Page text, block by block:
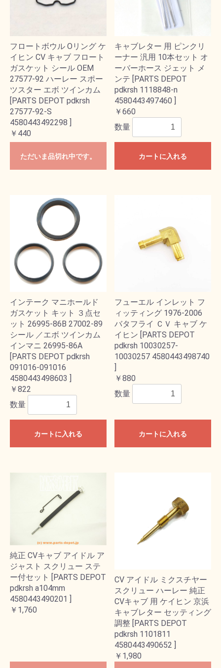
フロートボウル Oリング ケ
イヒン CV キャブ フロート
ガスケット シール OEM
27577-92 ハーレー スポー
ツスター エボ ツインカム
[PARTS DEPOT pdkrsh
27577-92-S
4580443492298 ]
￥440
ただいま品切れ中です。
キャブレター 用 ピンクリ
ーナー 汎用 10本セット オ
ーバーホース ジェット メ
ンテ [PARTS DEPOT
pdkrsh 1118848-n
4580443497460 ]
￥660
数量
カートに入れる
インテーク マニホールド
ガスケット キット ３点セ
ット 26995-86B 27002-89
シール ／エボ ツインカム
インマニ 26995-86A
[PARTS DEPOT pdkrsh
091016-091016
4580443498603 ]
￥822
数量
カートに入れる
フューエル インレット フ
ィッティング 1976-2006
バタフライ ＣＶ キャブ ケ
イヒン [PARTS DEPOT
pdkrsh 10030257-
10030257 4580443498740
]
￥880
数量
カートに入れる
純正 CVキャブ アイドル ア
ジャスト スクリュー ステ
ー付セット [PARTS DEPOT
pdkrsh a104mm
4580443490201 ]
￥1,760
CV アイドル ミクスチヤー
スクリュー ハーレー 純正
CVキャブ 用 ケイヒン 京浜
キャブレター セッティング
調整 [PARTS DEPOT
pdkrsh 1101811
4580443490652 ]
￥1,980